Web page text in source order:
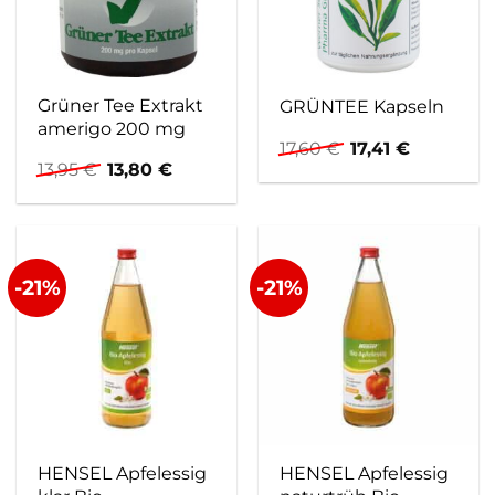
Grüner Tee Extrakt
amerigo 200 mg
13,95€ Ursprünglicher
Preis
war:
13,80€Aktueller
ist:
GRÜNTEE Kapseln
17,60€ Ursprünglicher
Preis
war:
17,41€Aktueller
ist:
-21%
HENSEL Apfelessig
-21%
HENSEL Apfelessig